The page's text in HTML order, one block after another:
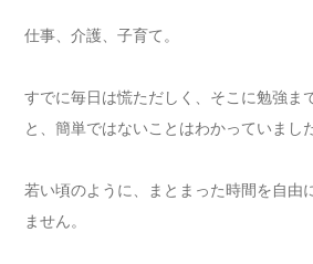
仕事、介護、子育て。
すでに毎日は慌ただしく、そこに勉強ま
と、簡単ではないことはわかっていまし
若い頃のように、まとまった時間を自由
ません。